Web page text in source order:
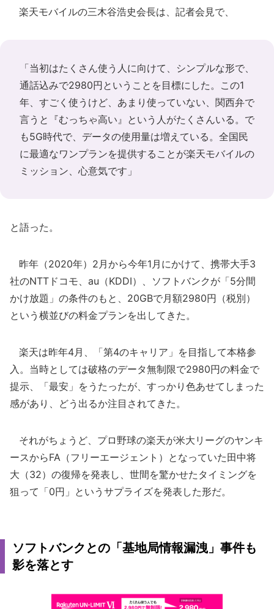
楽天モバイルの三木谷浩史会長は、記者会見で、
「当初はたくさん使う人に向けて、シンプルな形で、
通話込みで2980円ということを目標にした。この1
年、すごく使うけど、あまり使っていない、関西弁で
言うと『むっちゃ高い』という人がたくさんいる。で
も5G時代で、データの使用量は増えている。全国民
に最適なワンプランを提供することが楽天モバイルの
ミッション、心意気です」
と語った。
昨年（2020年）2月から今年1月にかけて、携帯大手3
社のNTTドコモ、au（KDDI）、ソフトバンクが「5分間
かけ放題」の条件のもと、20GBで月額2980円（税別）
という横並びの料金プランを出してきた。
楽天は昨年4月、「第4のキャリア」を目指して本格参
入。当時としては破格のデータ無制限で2980円の料金で
提示、「最安」をうたったが、すっかり色あせてしまった
感があり、どう出るか注目されてきた。
それがちょうど、プロ野球の楽天が米大リーグのヤンキ
ースからFA（フリーエージェント）となっていた田中将
大（32）の復帰を発表し、世間を驚かせたタイミングを
狙って「0円」というサプライズを発表した形だ。
ソフトバンクとの「基地局情報漏洩」事件も
影を落とす